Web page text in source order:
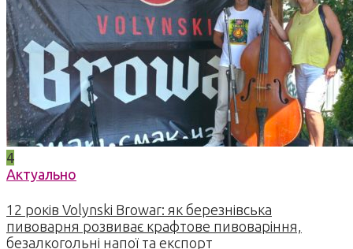
4
Актуально
12 років Volynski Browar: як березнівська
пивоварня розвиває крафтове пивоваріння,
безалкогольні напої та експорт